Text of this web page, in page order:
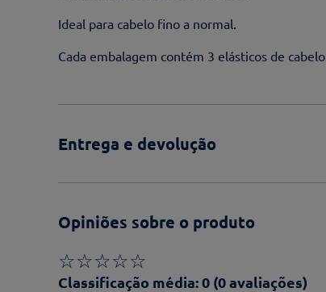
Ideal para cabelo fino a normal.
Cada embalagem contém 3 elásticos de cabelo.
Entrega e devolução
Opiniões sobre o produto
☆☆☆☆☆
Classificação média: 0 (0 avaliações)